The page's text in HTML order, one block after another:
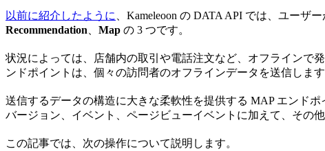
以前に紹介したように 、Kameleoon の DATA API では、ユー
Recommendation
Map の 3 つです。
状況によっては、店舗内の取引や電話注文など、オフラインで
ンドポイントは、個々の訪問者のオフラインデータを送信します
送信するデータの構造に大きな柔軟性を提供する MAP エンドポ
バージョン、イベント、ページビューイベントに加えて、その
この記事では、次の操作について説明します。